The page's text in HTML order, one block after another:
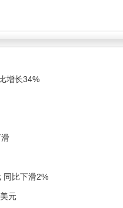
增长34%
同比下滑2%
元